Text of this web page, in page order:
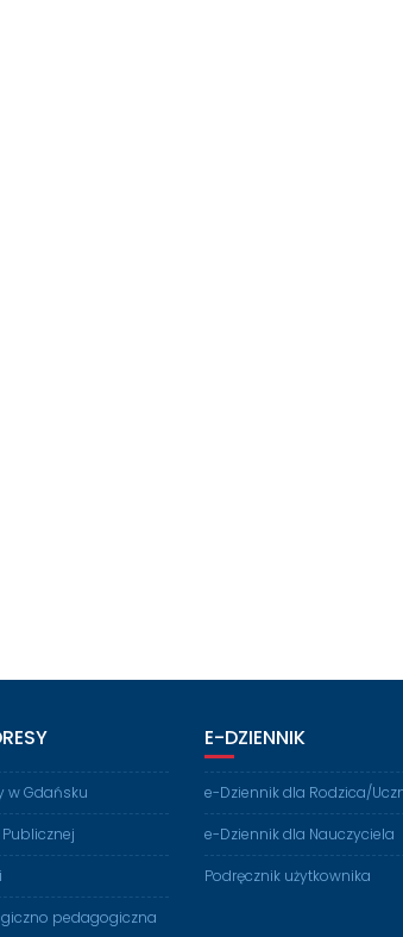
w Gdańsku
pedagogiczna
E-DZIENNIK
e-Dziennik dla Rodzica/
e-Dziennik dla Nauczyciela
Podręcznik użytkownika